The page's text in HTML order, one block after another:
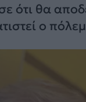
ότι θα
ο